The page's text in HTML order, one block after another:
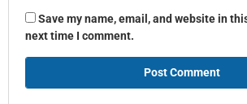
Save my name, email, and website in
next time I comment.